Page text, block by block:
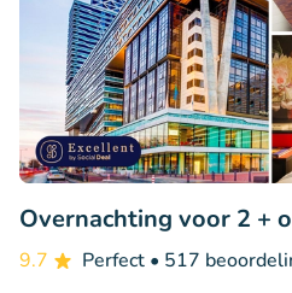
Overnachting voor 2 +
9.7 Perfect • 517